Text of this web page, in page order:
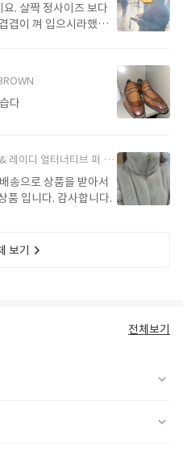
. 살짝 정사이즈 보다
겹이 껴 입으시라했어
다
프 PI002017D 12017Z 1985Chatilly Beige
송으로 상품을 받아서
품 입니다. 감사합니다.
보기
전체보기